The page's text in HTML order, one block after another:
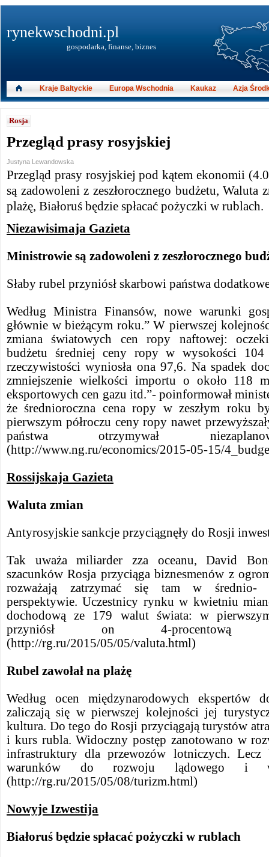
Rosja
Przegląd prasy rosyjskiej
Justyna Lewandowska
Przegląd prasy rosyjskiej pod kątem ekonomii
są zadowoleni z zeszłorocznego budżetu, Waluta
plażę, Białoruś będzie spłacać pożyczki w rublach.
Niezawisimaja Gazieta
Ministrowie są zadowoleni z zeszłorocznego
Słaby rubel przyniósł skarbowi państwa
Według Ministra Finansów, nowe warunki
głównie w bieżącym roku.” W pierwszej
zmiana światowych cen ropy naftowej:
budżetu średniej ceny ropy w wysokości
rzeczywistości wyniosła ona 97,6. Na spadek
zmniejszenie wielkości importu o około 118
eksportowych cen gazu itd.”- poinformował
że średnioroczna cena ropy w zeszłym roku
pierwszym półroczu ceny ropy nawet
państwa otrzymywał
(http://www.ng.ru/economics/2015-05-15/
Rossijskaja Gazieta
Waluta zmian
Antyrosyjskie sankcje przyciągnęły do Rosji
Tak uważa miliarder zza oceanu, David
szacunków Rosja przyciąga biznesmenów z
rozważają zatrzymać się tam w średnio-
perspektywie. Uczestnicy rynku w kwietniu
dochodową ze 179 walut świata: w
przyniósł on 4-procentową
(http://rg.ru/2015/05/05/valuta.html)
Rubel zawołał na plażę
Według ocen międzynarodowych ekspertów
zaliczają się w pierwszej kolejności jej
kultura. Do tego do Rosji przyciągają turystów
i kurs rubla. Widoczny postęp zanotowano w
infrastruktury dla przewozów lotniczych. Lecz
warunków do rozwoju lądowego i
(http://rg.ru/2015/05/08/turizm.html)
Nowyje Izwestija
Białoruś będzie spłacać pożyczki w rublach
rynekwschodni.pl
gospodarka, finanse, biznes
Kraje Bałtyckie Europa Wschodnia Kaukaz Azja